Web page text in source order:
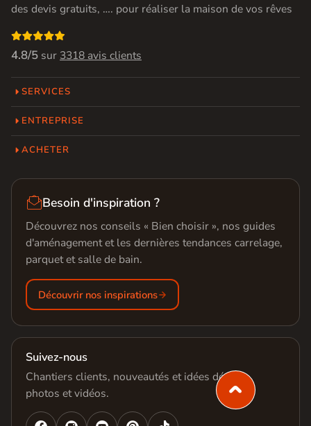
des devis gratuits, …. pour réaliser la maison de vos rêves

4.8/5 sur 3318 avis clients
SERVICES
ENTREPRISE
ACHETER
Besoin d'inspiration ?
Découvrez nos conseils « Bien choisir », nos guides
d'aménagement et les dernières tendances carrelage,
parquet et salle de bain.
Découvrir nos inspirations
Suivez-nous
Chantiers clients, nouveautés et idées déco en
photos et vidéos.